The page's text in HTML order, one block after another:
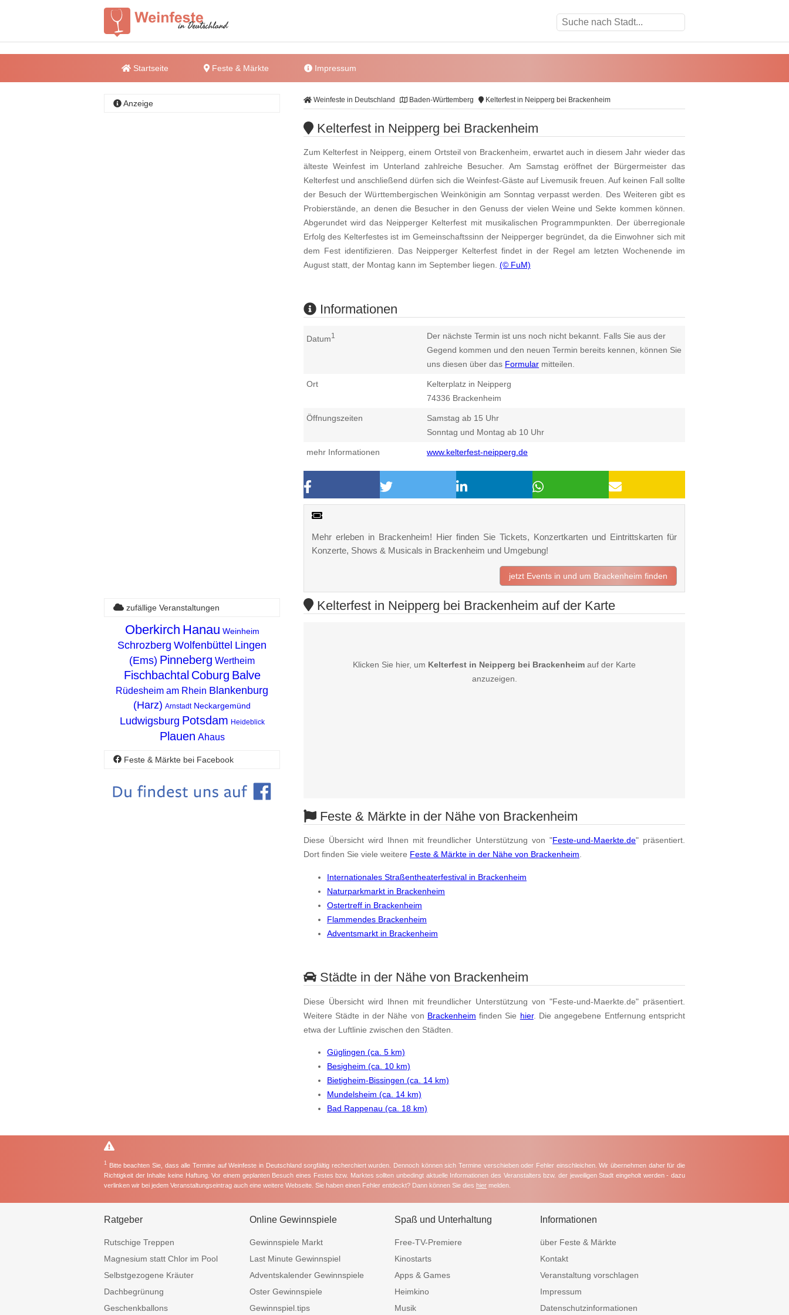
Startseite Feste & Märkte Impressum
Weinfeste in Deutschland Baden-Württemberg Kelterfest in Neipperg bei Brackenheim
Kelterfest in Neipperg bei Brackenheim
Zum Kelterfest in Neipperg, einem Ortsteil von Brackenheim, erwartet auch in diesem Jahr wieder das
älteste Weinfest im Unterland zahlreiche Besucher. Am Samstag eröffnet der Bürgermeister das
Kelterfest und anschließend dürfen sich die Weinfest-Gäste auf Livemusik freuen. Auf keinen Fall sollte
der Besuch der Württembergischen Weinkönigin am Sonntag verpasst werden. Des Weiteren gibt es
Probierstände, an denen die Besucher in den Genuss der vielen Weine und Sekte kommen können.
Abgerundet wird das Neipperger Kelterfest mit musikalischen Programmpunkten. Der überregionale
Erfolg des Kelterfestes ist im Gemeinschaftssinn der Neipperger begründet, da die Einwohner sich mit
dem Fest identifizieren. Das Neipperger Kelterfest findet in der Regel am letzten Wochenende im
August statt, der Montag kann im September liegen. (© FuM)
Informationen
Datum1
Der nächste Termin ist uns noch nicht bekannt. Falls Sie aus der
Gegend kommen und den neuen Termin bereits kennen, können Sie
uns diesen über das Formular mitteilen.
Ort
Kelterplatz in Neipperg
74336 Brackenheim
Öffnungszeiten
Samstag ab 15 Uhr
Sonntag und Montag ab 10 Uhr
mehr Informationen www.kelterfest-neipperg.de
Mehr erleben in Brackenheim! Hier finden Sie Tickets, Konzertkarten und Eintrittskarten für
Konzerte, Shows & Musicals in Brackenheim und Umgebung!
jetzt Events in und um Brackenheim finden
Anzeige
Kelterfest in Neipperg bei Brackenheim auf der Karte
Klicken Sie hier, um Kelterfest in Neipperg bei Brackenheim auf der Karte
anzuzeigen.
Feste & Märkte in der Nähe von Brackenheim
Diese Übersicht wird Ihnen mit freundlicher Unterstützung von "Feste-und-Maerkte.de" präsentiert.
Dort finden Sie viele weitere Feste & Märkte in der Nähe von Brackenheim.
Internationales Straßentheaterfestival in Brackenheim
Naturparkmarkt in Brackenheim
Ostertreff in Brackenheim
Flammendes Brackenheim
Adventsmarkt in Brackenheim
Städte in der Nähe von Brackenheim
Diese Übersicht wird Ihnen mit freundlicher Unterstützung von "Feste-und-Maerkte.de" präsentiert.
Weitere Städte in der Nähe von Brackenheim finden Sie hier. Die angegebene Entfernung entspricht
etwa der Luftlinie zwischen den Städten.
Güglingen (ca. 5 km)
Besigheim (ca. 10 km)
Bietigheim-Bissingen (ca. 14 km)
Mundelsheim (ca. 14 km)
Bad Rappenau (ca. 18 km)
zufällige Veranstaltungen
Oberkirch Hanau Weinheim
Schrozberg Wolfenbüttel Lingen
(Ems) Pinneberg Wertheim
Fischbachtal Coburg Balve
Rüdesheim am Rhein Blankenburg
(Harz) Arnstadt Neckargemünd
Ludwigsburg Potsdam Heideblick
Plauen Ahaus
Feste & Märkte bei Facebook
1 Bitte beachten Sie, dass alle Termine auf Weinfeste in Deutschland sorgfältig recherchiert wurden. Dennoch können sich Termine verschieben oder Fehler einschleichen. Wir übernehmen daher für die
Richtigkeit der Inhalte keine Haftung. Vor einem geplanten Besuch eines Festes bzw. Marktes sollten unbedingt aktuelle Informationen des Veranstalters bzw. der jeweiligen Stadt eingeholt werden - dazu
verlinken wir bei jedem Veranstaltungseintrag auch eine weitere Webseite. Sie haben einen Fehler entdeckt? Dann können Sie dies hier melden.
Ratgeber
Rutschige Treppen
Magnesium statt Chlor im Pool
Selbstgezogene Kräuter
Dachbegrünung
Geschenkballons
Online Gewinnspiele
Gewinnspiele Markt
Last Minute Gewinnspiel
Adventskalender Gewinnspiele
Oster Gewinnspiele
Gewinnspiel.tips
Spaß und Unterhaltung
Free-TV-Premiere
Kinostarts
Apps & Games
Heimkino
Musik
Informationen
über Feste & Märkte
Kontakt
Veranstaltung vorschlagen
Impressum
Datenschutzinformationen